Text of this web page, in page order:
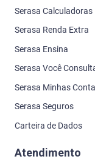
Serasa Calculadoras
Serasa Renda Extra
Serasa Ensina
Serasa Você
Serasa Minhas
Serasa Seguros
Carteira de Dados
Atendimento